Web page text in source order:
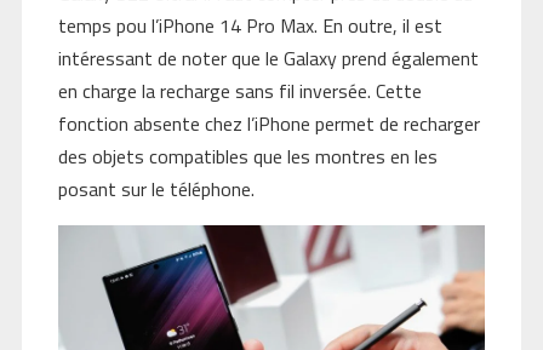
temps pou l’iPhone 14 Pro Max. En outre, il est
intéressant de noter que le Galaxy prend également
en charge la recharge sans fil inversée. Cette
fonction absente chez l’iPhone permet de recharger
des objets compatibles que les montres en les
posant sur le téléphone.